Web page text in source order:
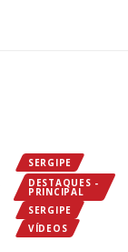
SERGIPE
DESTAQUES -
PRINCIPAL
SERGIPE
VÍDEOS